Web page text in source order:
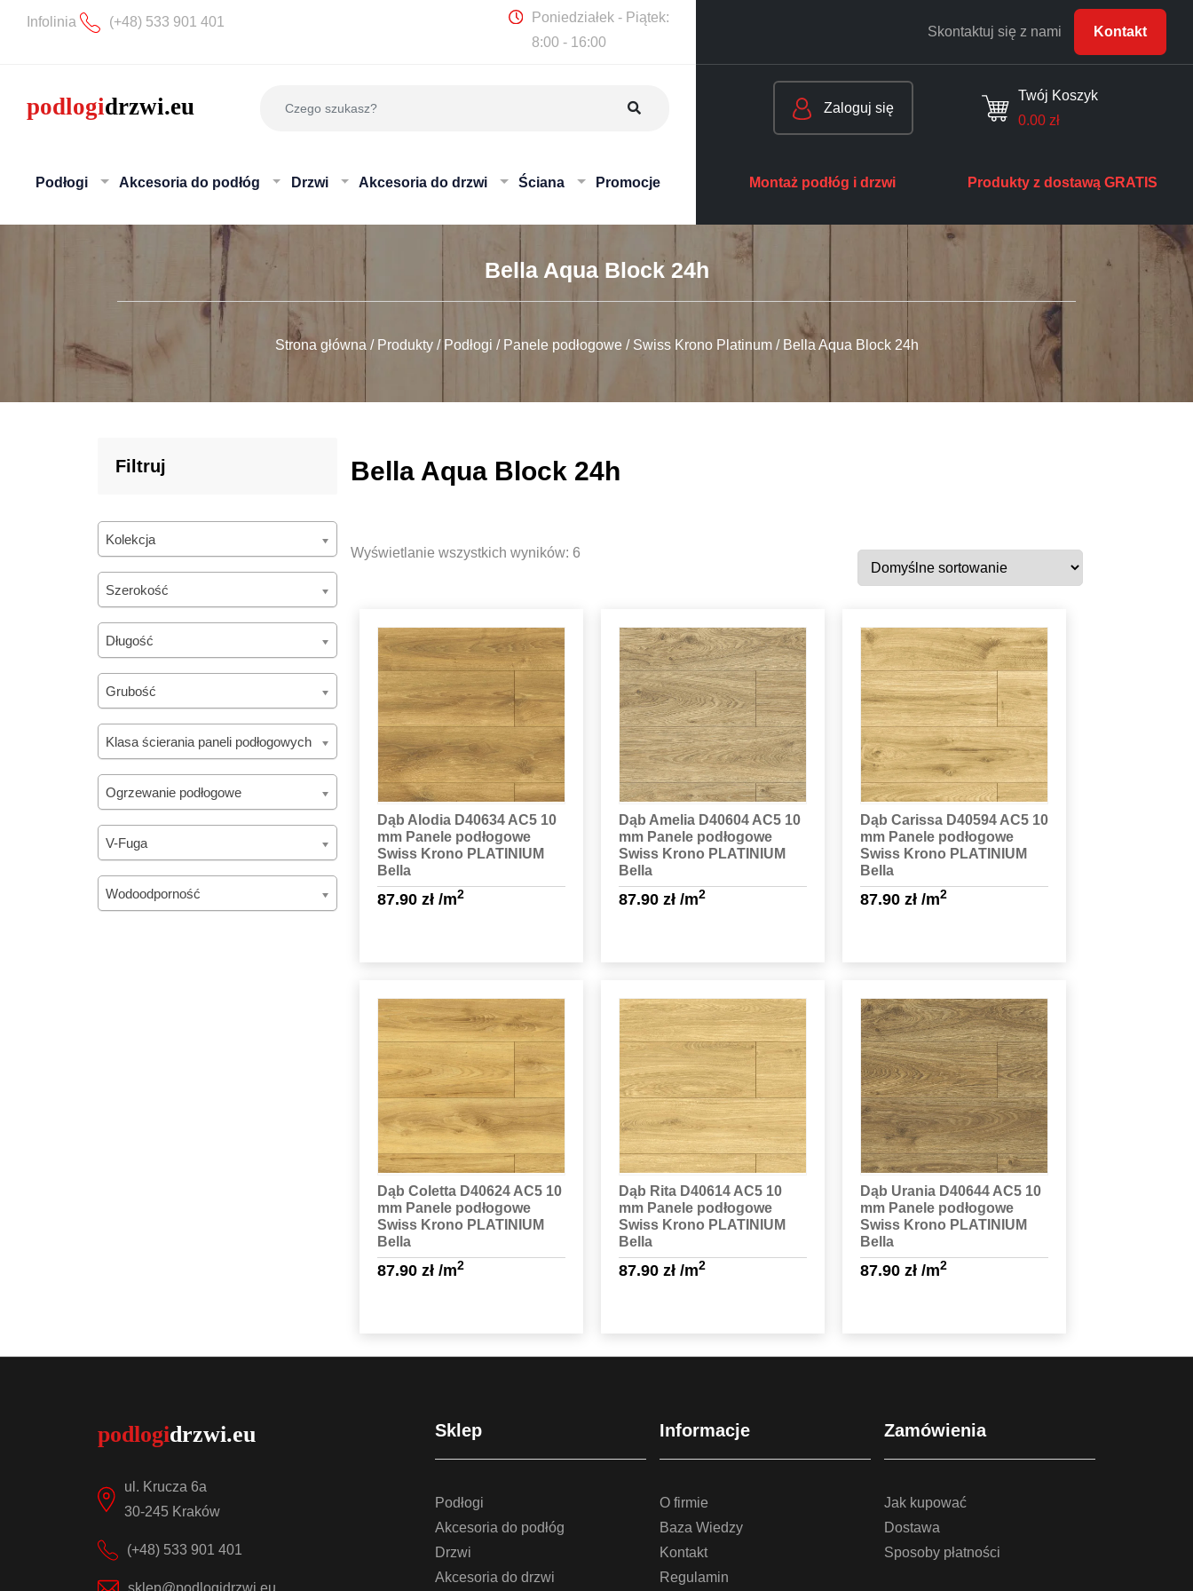
Infolinia (+48) 533 901 401
Poniedziałek - Piątek:
8:00 - 16:00
Skontaktuj się z nami Kontakt
Podłogi Akcesoria do podłóg Drzwi Akcesoria do drzwi Ściana Promocje
Zaloguj się
Twój Koszyk
0.00 zł
Montaż podłóg i drzwi Produkty z dostawą GRATIS
Bella Aqua Block 24h
Strona główna / Produkty/ Podłogi / Panele podłogowe/ Swiss Krono Platinum/ Bella Aqua Block 24h
Filtruj
Kolekcja
Szerokość
Długość
Grubość
Klasa ścierania paneli podłogowych
Ogrzewanie podłogowe
V-Fuga
Wodoodporność
Bella Aqua Block 24h
Wyświetlanie wszystkich wyników: 6
Dąb Alodia D40634 AC5 10
mm Panele podłogowe
Swiss Krono PLATINIUM
Bella
87.90 zł/m2
Sprawdź szczegóły
Dąb Amelia D40604 AC5 10
mm Panele podłogowe
Swiss Krono PLATINIUM
Bella
87.90 zł/m2
Sprawdź szczegóły
Dąb Carissa D40594 AC5 10
mm Panele podłogowe
Swiss Krono PLATINIUM
Bella
87.90 zł/m2
Sprawdź szczegóły
Dąb Coletta D40624 AC5 10
mm Panele podłogowe
Swiss Krono PLATINIUM
Bella
87.90 zł/m2
Dąb Rita D40614 AC5 10
mm Panele podłogowe
Swiss Krono PLATINIUM
Bella
87.90 zł/m2
Dąb Urania D40644 AC5 10
mm Panele podłogowe
Swiss Krono PLATINIUM
Bella
87.90 zł/m2
ul. Krucza 6a
30-245 Kraków
(+48) 533 901 401
sklep@podlogidrzwi.eu
Sklep
Podłogi
Akcesoria do podłóg
Drzwi
Akcesoria do drzwi
Informacje
O firmie
Baza Wiedzy
Kontakt
Regulamin
Zamówienia
Jak kupować
Dostawa
Sposoby płatności